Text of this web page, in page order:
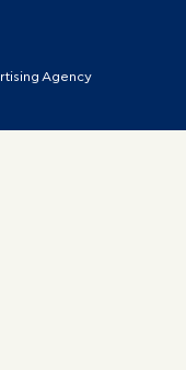
Agency